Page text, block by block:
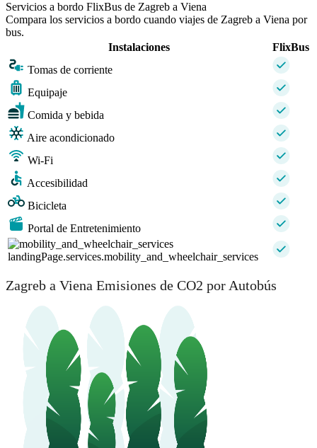
Servicios a bordo FlixBus de Zagreb a Viena
Compara los servicios a bordo cuando viajes de Zagreb a Viena por
bus.
Instalaciones
FlixBus
Tomas de corriente
Equipaje
Comida y bebida
Aire acondicionado
Wi-Fi
Accesibilidad
Bicicleta
Portal de Entretenimiento
landingPage.services.mobility_and_wheelchair_services
Zagreb a Viena Emisiones de CO2 por Autobús